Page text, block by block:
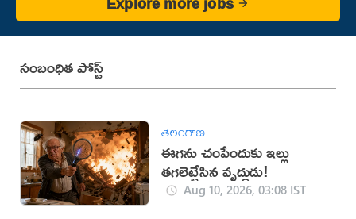
సంబంధిత పోస్ట్
తెలంగాణ
ఈగను చంపేందుకు ఇల్లు
తగలెట్టేసిన వృద్ధుడు!
Aug 10, 2026, 03:08 IST